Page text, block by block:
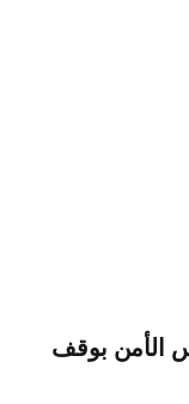
الأمن بوقف